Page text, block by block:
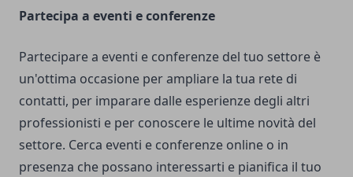
Partecipa a eventi e conferenze
Partecipare a eventi e conferenze del tuo settore è
un'ottima occasione per ampliare la tua rete di
contatti, per imparare dalle esperienze degli altri
professionisti e per conoscere le ultime novità del
settore. Cerca eventi e conferenze online o in
presenza che possano interessarti e pianifica il tuo